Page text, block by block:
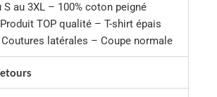
S au 3XL – 100% coton peigné
TOP qualité – T-shirt épais
latérales – Coupe normale